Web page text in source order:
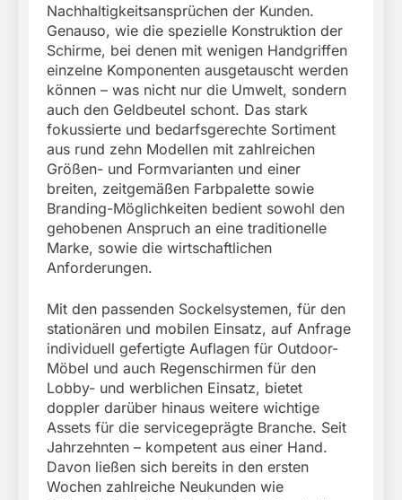
Nachhaltigkeitsansprüchen der Kunden.
Genauso, wie die spezielle Konstruktion der
Schirme, bei denen mit wenigen Handgriffen
einzelne Komponenten ausgetauscht werden
können – was nicht nur die Umwelt, sondern
auch den Geldbeutel schont. Das stark
fokussierte und bedarfsgerechte Sortiment
aus rund zehn Modellen mit zahlreichen
Größen- und Formvarianten und einer
breiten, zeitgemäßen Farbpalette sowie
Branding-Möglichkeiten bedient sowohl den
gehobenen Anspruch an eine traditionelle
Marke, sowie die wirtschaftlichen
Anforderungen.
Mit den passenden Sockelsystemen, für den
stationären und mobilen Einsatz, auf Anfrage
individuell gefertigte Auflagen für Outdoor-
Möbel und auch Regenschirmen für den
Lobby- und werblichen Einsatz, bietet
doppler darüber hinaus weitere wichtige
Assets für die servicegeprägte Branche. Seit
Jahrzehnten – kompetent aus einer Hand.
Davon ließen sich bereits in den ersten
Wochen zahlreiche Neukunden wie